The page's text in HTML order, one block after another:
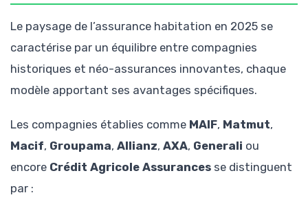
Le paysage de l’assurance habitation en 2025 se
caractérise par un équilibre entre compagnies
historiques et néo-assurances innovantes, chaque
modèle apportant ses avantages spécifiques.
Les compagnies établies comme MAIF, Matmut,
Macif, Groupama, Allianz, AXA, Generali ou
encore Crédit Agricole Assurances se distinguent
par :